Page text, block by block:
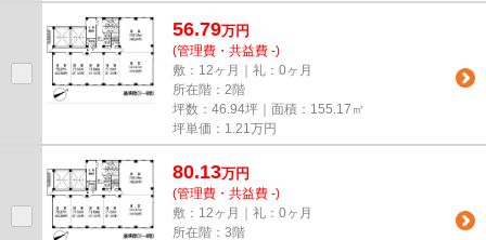
56.79万円
(管理費・共益費 -)
敷：12ヶ月｜礼：0ヶ月
所在階：2階
坪数：46.94坪｜面積：155.17㎡
坪単価： 1.21万円
80.13万円
(管理費・共益費 -)
敷：12ヶ月｜礼：0ヶ月
所在階：3階